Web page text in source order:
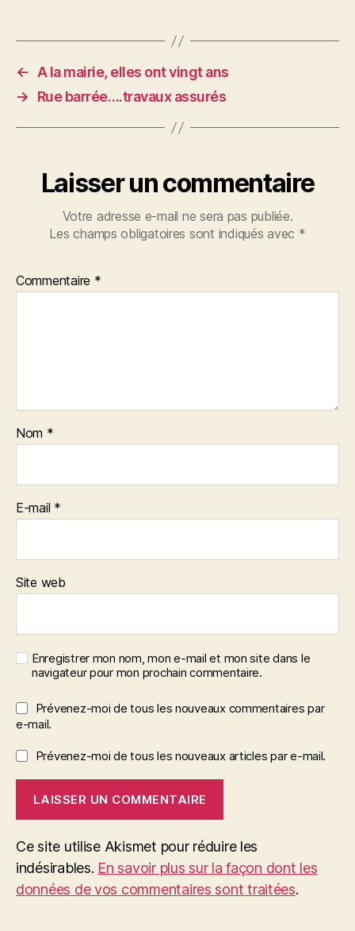
←
A la mairie, elles ont vingt ans
→
Rue barrée….travaux assurés
Laisser un commentaire
Votre adresse e-mail ne sera pas publiée.
Les champs obligatoires sont indiqués avec *
Commentaire *
Nom *
E-mail *
Site web
Enregistrer mon nom, mon e-mail et mon site dans le
navigateur pour mon prochain commentaire.
Prévenez-moi de tous les nouveaux commentaires par
e-mail.
Prévenez-moi de tous les nouveaux articles par e-mail.
Ce site utilise Akismet pour réduire les
indésirables. En savoir plus sur la façon dont les
données de vos commentaires sont traitées.